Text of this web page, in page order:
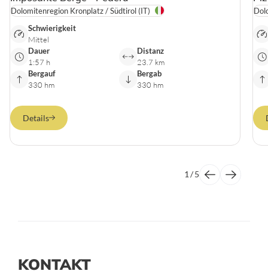
Dolomitenregion Kronplatz / Südtirol (IT)
Schwierigkeit
Mittel
Dauer
1:57 h
Distanz
23.7 km
Bergauf
330 hm
Bergab
330 hm
Details
1 /5
KONTAKT